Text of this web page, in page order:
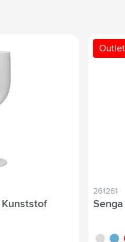
Kunststof
Outlet
261261
blanc